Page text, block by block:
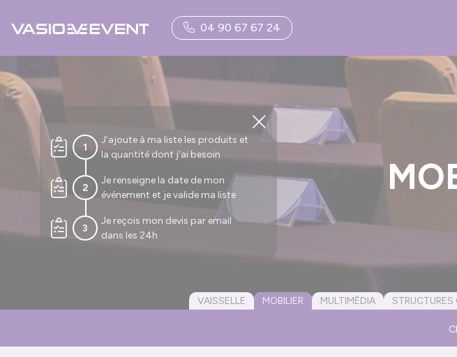
04 90 67 67 24
1
J’ajoute à ma liste les produits et
la quantité dont j’ai besoin
2
Je renseigne la date de mon
événement et je valide ma liste
3
Je reçois mon devis par email
dans les 24h
VAISSELLE MOBILIER MULTIMÉDIA STRUCTURES